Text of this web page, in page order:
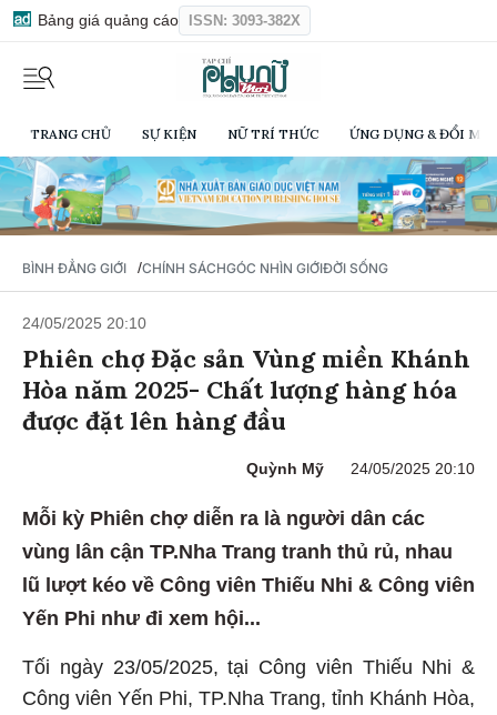
Bảng giá quảng cáo ISSN: 3093-382X
TRANG CHỦ SỰ KIỆN NỮ TRÍ THỨC ỨNG DỤNG & ĐỔI
BÌNH ĐẲNG GIỚI /CHÍNH SÁCHGÓC NHÌN GIỚIĐỜI SỐNG
24/05/2025 20:10
Phiên chợ Đặc sản Vùng miền Khánh
Hòa năm 2025- Chất lượng hàng hóa
được đặt lên hàng đầu
Quỳnh Mỹ 24/05/2025 20:10
Mỗi kỳ Phiên chợ diễn ra là người dân các
vùng lân cận TP.Nha Trang tranh thủ rủ, nhau
lũ lượt kéo về Công viên Thiếu Nhi & Công viên
Yến Phi như đi xem hội...
Tối ngày 23/05/2025, tại Công viên Thiếu Nhi &
Công viên Yến Phi, TP.Nha Trang, tỉnh Khánh Hòa,